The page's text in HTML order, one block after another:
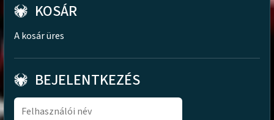
KOSÁR
A kosár üres
BEJELENTKEZÉS